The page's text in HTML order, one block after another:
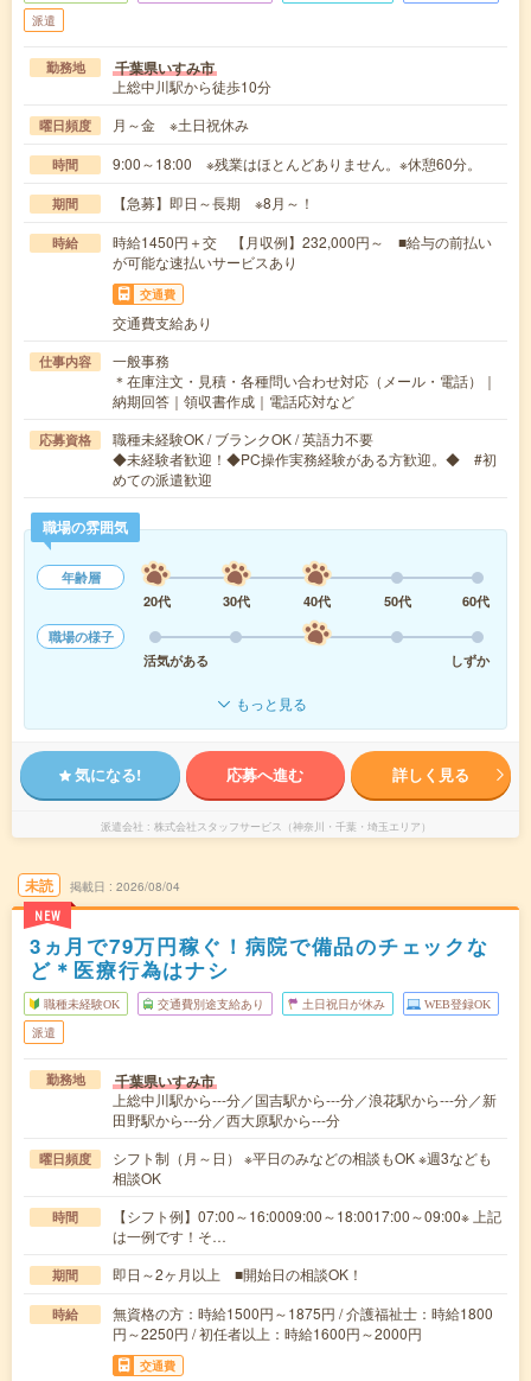
派遣
勤務地 千葉県いすみ市
上総中川駅から徒歩10分
曜日頻度 月～金 ※土日祝休み
時間 9:00～18:00 ※残業はほとんどありません。※休憩60分。
期間 【急募】即日～長期 ※8月～！
時給
時給1450円＋交 【月収例】232,000円～ ■給与の前払い
が可能な速払いサービスあり
交通費
交通費支給あり
仕事内容
一般事務
＊在庫注文・見積・各種問い合わせ対応（メール・電話）｜
納期回答｜領収書作成｜電話応対など
応募資格
職種未経験OK / ブランクOK / 英語力不要
◆未経験者歓迎！◆PC操作実務経験がある方歓迎。◆ #初
めての派遣歓迎
職場の雰囲気
年齢層
20代
30代 40代 50代
60代
職場の様子
活気がある
しずか
もっと見る
気になる! 応募へ進む 詳しく見る
派遣会社 株式会社スタッフサービス（神奈川・千葉・埼玉エリア）
未読
NEW
掲載日 2026/08/04
3ヵ月で79万円稼ぐ！病院で備品のチェックな
ど＊医療行為はナシ
職種未経験OK 交通費別途支給あり 土日祝日が休み WEB登録OK
派遣
勤務地 千葉県いすみ市
上総中川駅から---分／国吉駅から---分／浪花駅から---分／新
田野駅から---分／西大原駅から---分
曜日頻度
シフト制（月～日） ※平日のみなどの相談もOK ※週3なども
相談OK
時間
【シフト例】07:00～16:0009:00～18:0017:00～09:00※ 上記
は一例です！そ…
期間 即日～2ヶ月以上 ■開始日の相談OK！
時給
無資格の方：時給1500円～1875円 / 介護福祉士：時給1800
円～2250円 / 初任者以上：時給1600円～2000円
交通費